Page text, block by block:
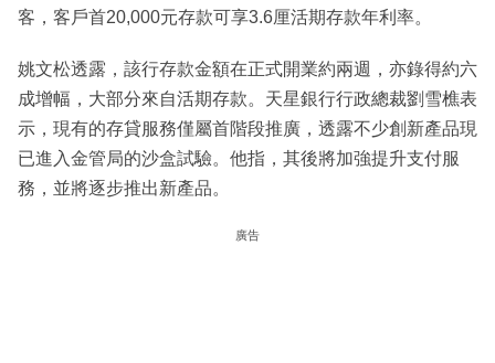
客，客戶首20,000元存款可享3.6厘活期存款年利率。
姚文松透露，該行存款金額在正式開業約兩週，亦錄得約六
成增幅，大部分來自活期存款。天星銀行行政總裁劉雪樵表
示，現有的存貸服務僅屬首階段推廣，透露不少創新產品現
已進入金管局的沙盒試驗。他指，其後將加強提升支付服
務，並將逐步推出新產品。
廣告